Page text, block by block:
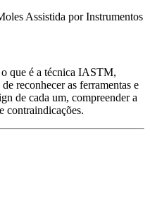
que é a técnica IASTM,
reconhecer as ferramentas e
de cada um, compreender a
contraindicações.